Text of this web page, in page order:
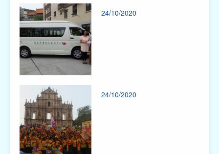
24/10/2020
24/10/2020